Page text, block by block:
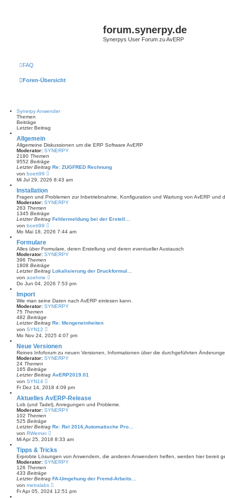
forum.synerpy.de
Synerpys User Forum zu AvERP
FAQ
Foren-Übersicht
Synerpy Anwender
Themen
Beiträge
Letzter Beitrag
Allgemein
Allgemeine Diskussionen um die ERP Software AvERP
Moderator: SYNERPY
2180 Themen
9552 Beiträge
Letzter Beitrag Re: ZUGFRED Rechnung
von boett99
e
u
t
e
B
e
t
g
Mi Jul 29, 2026 8:43 am
Installation
Fragen und Problemen zur Inbetriebnahme, Konfiguration und Wartung von AvERP und
Moderator: SYNERPY
263 Themen
1345 Beiträge
Letzter Beitrag Fehlermeldung bei der Erstell…
von boett99
e
u
t
e
B
e
i
t
g
Mo Mai 18, 2026 7:44 am
Formulare
Alles über Formulare, deren Erstellung und deren eventueller Austausch
Moderator: SYNERPY
396 Themen
1808 Beiträge
Letzter Beitrag Lokalisierung der Druckformul…
von aoehme
e
u
t
e
B
e
t
a
g
Do Jun 04, 2026 7:53 pm
Import
Wie man seine Daten nach AvERP einlesen kann.
Moderator: SYNERPY
75 Themen
482 Beiträge
Letzter Beitrag Re: Mengeneinheiten
von SYN12
e
u
e
s
t
e
e
t
a
g
Mo Nov 24, 2025 4:07 pm
Neue Versionen
Reines Infoforum zu neuen Versionen, Informationen über die durchgeführten
Moderator: SYNERPY
24 Themen
165 Beiträge
Letzter Beitrag AvERP2019.01
von SYN14
e
u
e
s
t
e
e
t
a
g
Fr Dez 14, 2018 4:09 pm
Aktuelles AvERP-Release
Lob (und Tadel), Anregungen und Probleme.
Moderator: SYNERPY
102 Themen
525 Beiträge
Letzter Beitrag Re: Rel 2016,Automatische Pro…
von RWerner
e
u
e
s
t
e
B
e
i
t
Mi Apr 25, 2018 8:33 am
Tipps & Tricks
Erprobte Lösungen von Anwendern, die anderen Anwendern helfen, werden hier bereit
Moderator: SYNERPY
126 Themen
433 Beiträge
Letzter Beitrag FA-Umgehung der Fremd-Arbeits…
von metralabs
e
u
Fr Apr 05, 2024 12:51 pm